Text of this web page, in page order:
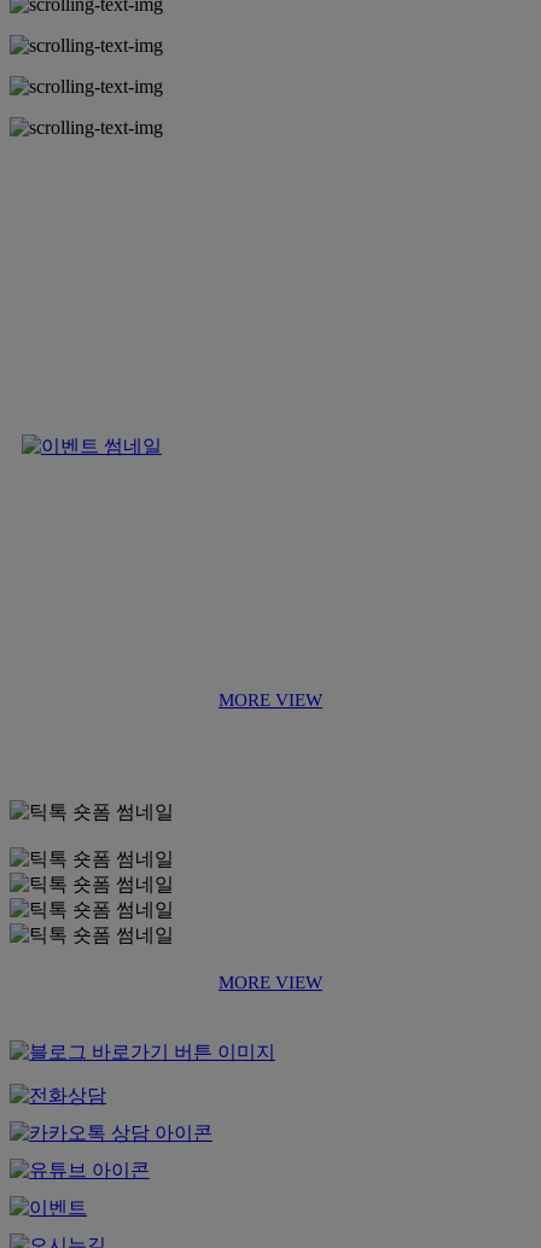
MORE VIEW
MORE VIEW